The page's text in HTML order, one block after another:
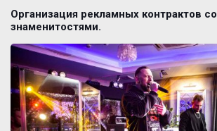
Организация рекламных контрактов со
знаменитостями.